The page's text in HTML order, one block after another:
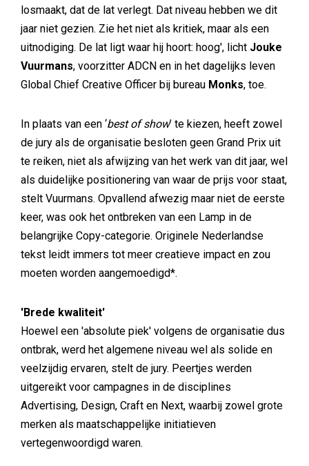
losmaakt, dat de lat verlegt. Dat niveau hebben we dit
jaar niet gezien. Zie het niet als kritiek, maar als een
uitnodiging. De lat ligt waar hij hoort: hoog', licht Jouke
Vuurmans, voorzitter ADCN en in het dagelijks leven
Global Chief Creative Officer bij bureau Monks, toe.
In plaats van een ‘best of show’ te kiezen, heeft zowel
de jury als de organisatie besloten geen Grand Prix uit
te reiken, niet als afwijzing van het werk van dit jaar, wel
als duidelijke positionering van waar de prijs voor staat,
stelt Vuurmans. Opvallend afwezig maar niet de eerste
keer, was ook het ontbreken van een Lamp in de
belangrijke Copy-categorie. Originele Nederlandse
tekst leidt immers tot meer creatieve impact en zou
moeten worden aangemoedigd*.
'Brede kwaliteit'
Hoewel een 'absolute piek' volgens de organisatie dus
ontbrak, werd het algemene niveau wel als solide en
veelzijdig ervaren, stelt de jury. Peertjes werden
uitgereikt voor campagnes in de disciplines
Advertising, Design, Craft en Next, waarbij zowel grote
merken als maatschappelijke initiatieven
vertegenwoordigd waren.